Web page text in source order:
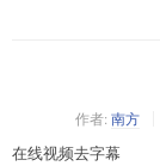
作者: 南方
在线视频去字幕